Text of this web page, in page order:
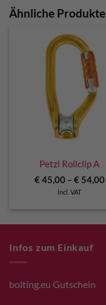
Ähnliche Produkte
Petzl Rollclip A
€ 45,00– € 54,00
incl. VAT
Infos zum Einkauf
bolting.eu Gutschein